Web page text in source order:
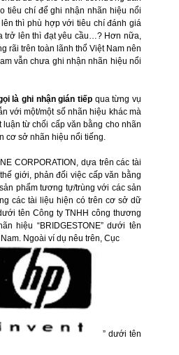
tiêu chí để ghi nhận nhãn hiệu nổi
thì phù hợp với tiêu chí đánh giá
trở lên thì đạt yêu cầu…? Hơn nữa,
rãi trên toàn lãnh thổ Việt Nam nên
vẫn chưa ghi nhận nhãn hiệu nổi
là ghi nhận gián tiếp qua từng vụ
với một/một số nhãn hiệu khác mà
từ chối cấp văn bằng cho nhãn
cơ sở nhãn hiệu nổi tiếng.
CORPORATION, dựa trên các tài
giới, phản đối việc cấp văn bằng
phẩm tương tự/trùng với các sản
các tài liệu hiện có trên cơ sở dữ
tên Công ty TNHH công thương
hiệu “BRIDGESTONE” dưới tên
Ngoài ví dụ nêu trên, Cục
” dưới tên